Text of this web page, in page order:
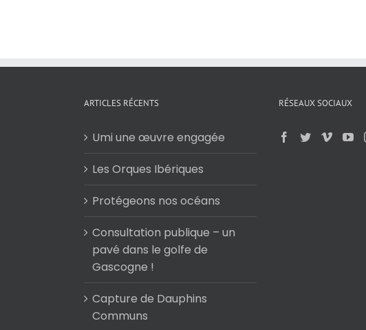
ARTICLES RÉCENTS
Umi une œuvre engagée
Les Orques Ibériques
Protégeons nos océans
Consultation publique – un
pavé dans le golfe de
Gascogne !
Capture de Dauphins
Communs
RÉSEAUX SOCIAUX